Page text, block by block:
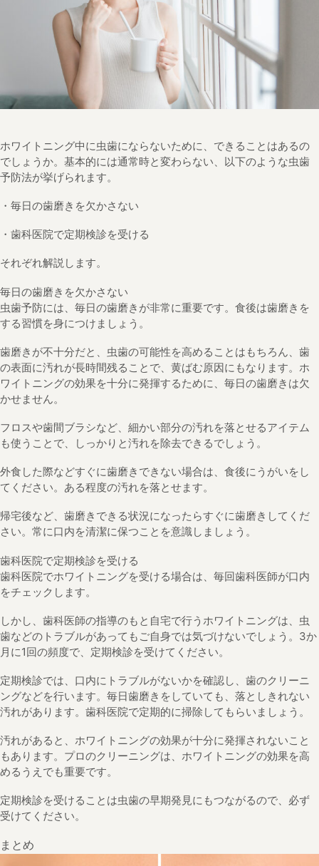
ホワイトニング中に虫歯にならないために、できることはあるの
でしょうか。基本的には通常時と変わらない、以下のような虫歯
予防法が挙げられます。
・毎日の歯磨きを欠かさない
・歯科医院で定期検診を受ける
それぞれ解説します。
毎日の歯磨きを欠かさない
虫歯予防には、毎日の歯磨きが非常に重要です。食後は歯磨きを
する習慣を身につけましょう。
歯磨きが不十分だと、虫歯の可能性を高めることはもちろん、歯
の表面に汚れが長時間残ることで、黄ばむ原因にもなります。ホ
ワイトニングの効果を十分に発揮するために、毎日の歯磨きは欠
かせません。
フロスや歯間ブラシなど、細かい部分の汚れを落とせるアイテム
も使うことで、しっかりと汚れを除去できるでしょう。
外食した際などすぐに歯磨きできない場合は、食後にうがいをし
てください。ある程度の汚れを落とせます。
帰宅後など、歯磨きできる状況になったらすぐに歯磨きしてくだ
さい。常に口内を清潔に保つことを意識しましょう。
歯科医院で定期検診を受ける
歯科医院でホワイトニングを受ける場合は、毎回歯科医師が口内
をチェックします。
しかし、歯科医師の指導のもと自宅で行うホワイトニングは、虫
歯などのトラブルがあってもご自身では気づけないでしょう。3か
月に1回の頻度で、定期検診を受けてください。
定期検診では、口内にトラブルがないかを確認し、歯のクリーニ
ングなどを行います。毎日歯磨きをしていても、落としきれない
汚れがあります。歯科医院で定期的に掃除してもらいましょう。
汚れがあると、ホワイトニングの効果が十分に発揮されないこと
もあります。プロのクリーニングは、ホワイトニングの効果を高
めるうえでも重要です。
定期検診を受けることは虫歯の早期発見にもつながるので、必ず
受けてください。
まとめ